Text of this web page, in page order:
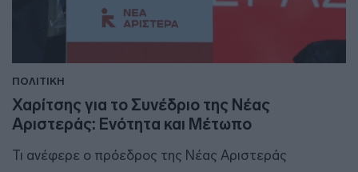
ΠΟΛΙΤΙΚΗ
Χαρίτσης για το Συνέδριο της Νέας
Αριστεράς: Ενότητα και Μέτωπο
Τι ανέφερε ο πρόεδρος της Νέας Αριστεράς